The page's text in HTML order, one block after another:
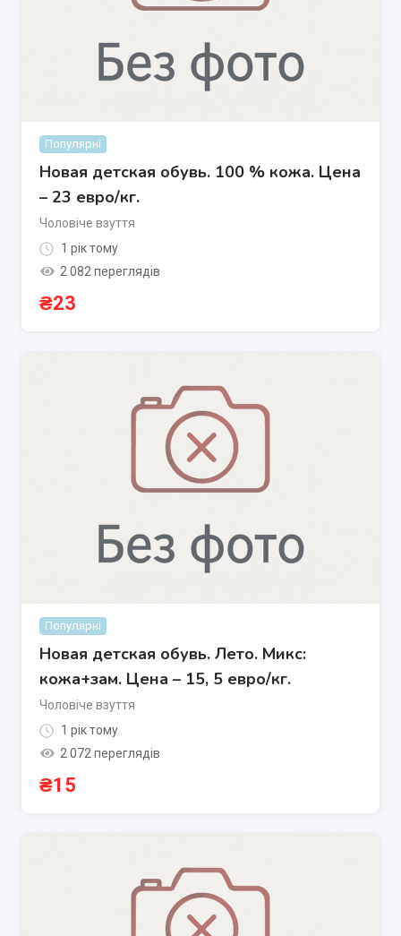
Популярні
Новая детская обувь. 100 % кожа. Цена
– 23 евро/кг.
Чоловіче взуття
1 рік тому
2 082 переглядів
₴23
Популярні
Новая детская обувь. Лето. Микс:
кожа+зам. Цена – 15, 5 евро/кг.
Чоловіче взуття
1 рік тому
2 072 переглядів
₴15